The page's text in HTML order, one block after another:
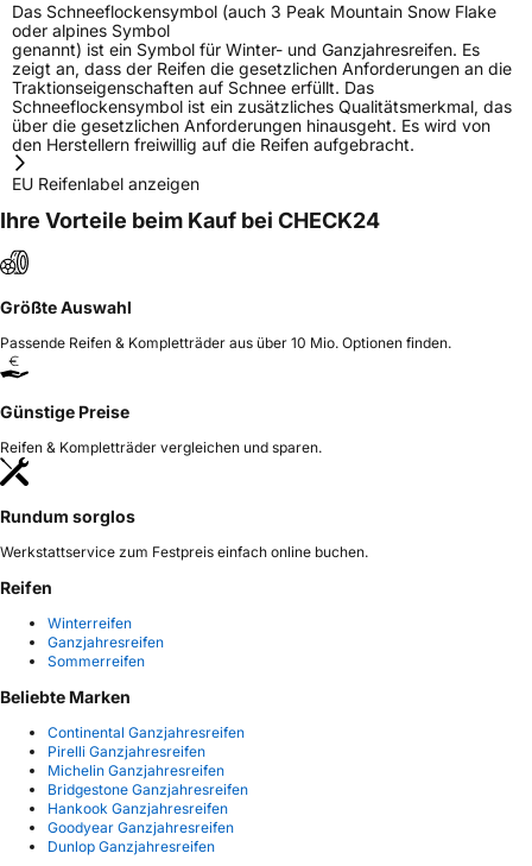
Das Schneeflockensymbol (auch 3 Peak Mountain Snow Flake
oder alpines Symbol
genannt) ist ein Symbol für Winter- und Ganzjahresreifen. Es
zeigt an, dass der Reifen die gesetzlichen Anforderungen an die
Traktionseigenschaften auf Schnee erfüllt. Das
Schneeflockensymbol ist ein zusätzliches Qualitätsmerkmal, das
über die gesetzlichen Anforderungen hinausgeht. Es wird von
den Herstellern freiwillig auf die Reifen aufgebracht.
EU Reifenlabel anzeigen
Ihre Vorteile beim Kauf bei CHECK24
Größte Auswahl
Passende Reifen & Kompletträder aus über 10 Mio. Optionen finden.
Günstige Preise
Reifen & Kompletträder vergleichen und sparen.
Rundum sorglos
Werkstattservice zum Festpreis einfach online buchen.
Reifen
Winterreifen
Ganzjahresreifen
Sommerreifen
Beliebte Marken
Continental Ganzjahresreifen
Pirelli Ganzjahresreifen
Michelin Ganzjahresreifen
Bridgestone Ganzjahresreifen
Hankook Ganzjahresreifen
Goodyear Ganzjahresreifen
Dunlop Ganzjahresreifen